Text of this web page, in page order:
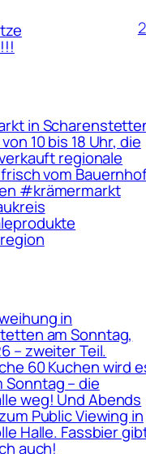
in
10 bis 18 Uhr, die
regionale
vom
#krämermarkt
in
am Sonntag,
– zweiter Teil.
60 Kuchen wird
Sonntag – die
weg! Und Abends
Public Viewing in
Halle. Fassbier
auch!